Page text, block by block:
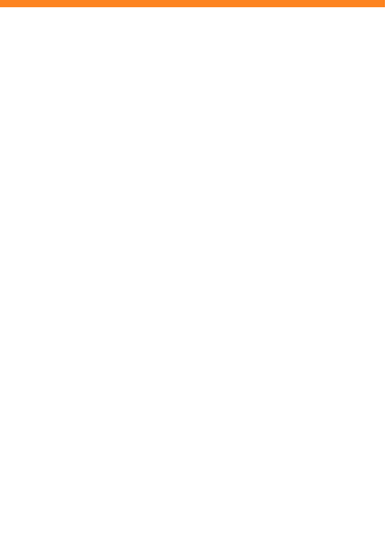
Comments